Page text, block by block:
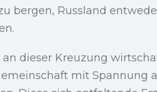
bergen, Russland
dieser Kreuzung
mit Spannung